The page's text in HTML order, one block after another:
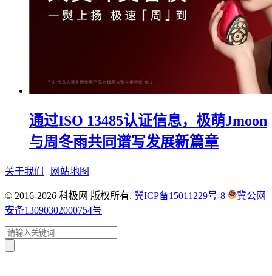
通过ISO 13485认证信息，极萌Jmoon
与周冬雨共同谱写发展新篇章
关于我们 | 网站地图
© 2016-2026 科极网 版权所有. 冀ICP备15011229号-8
冀公网
安备13090302000754号